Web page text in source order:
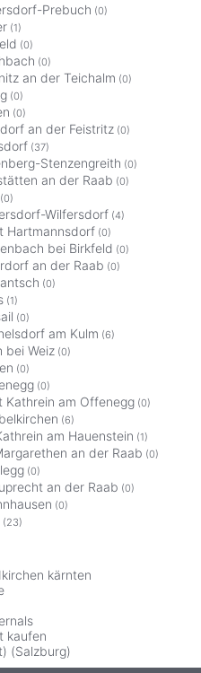
Prebuch (0)
(1)
(0)
(0)
an der Teichalm (0)
(0)
(0)
an der Feistritz (0)
(37)
Stenzengreith (0)
an der Raab (0)
(0)
Wilfersdorf (4)
Hartmannsdorf (0)
bei Birkfeld (0)
an der Raab (0)
(0)
(1)
(0)
am Kulm (6)
bei Weiz (0)
(0)
(0)
Kathrein am Offenegg (0)
(6)
am Hauenstein (1)
an der Raab (0)
(0)
an der Raab (0)
(0)
(23)
kärnten
kaufen
(Salzburg)